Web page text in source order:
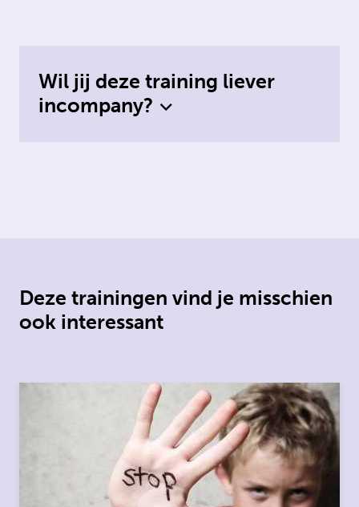
Wil jij deze training liever
incompany?
Deze trainingen vind je misschien
ook interessant